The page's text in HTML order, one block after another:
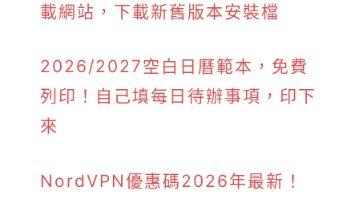
載網站，下載新舊版本安裝檔
2026/2027空白日曆範本，免費
列印！自己填每日待辦事項，印下
來
NordVPN優惠碼2026年最新！